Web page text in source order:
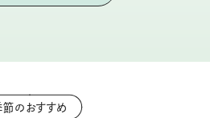
節のおすすめ